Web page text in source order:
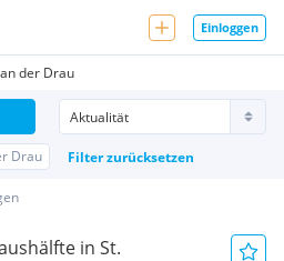
Einloggen
der Drau
Drau Filter zurücksetzen
in St.